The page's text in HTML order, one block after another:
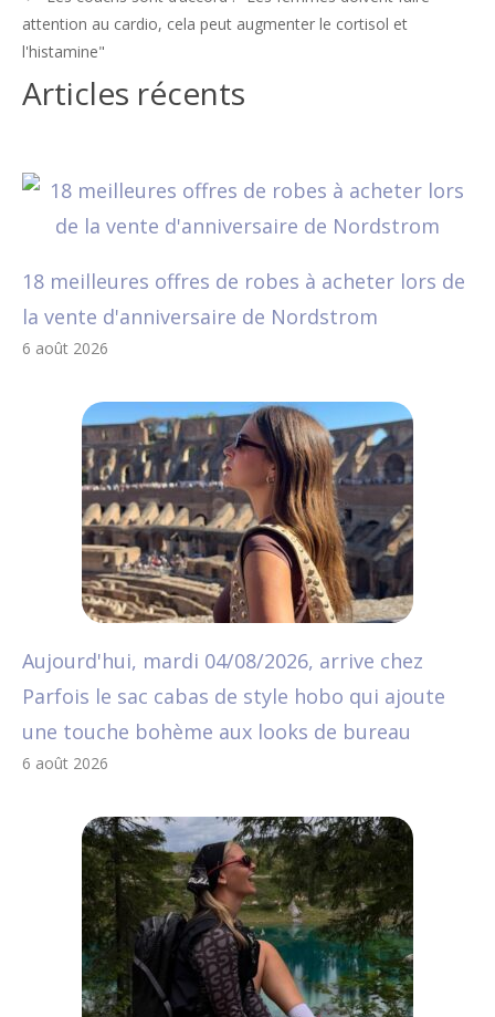
attention au cardio, cela peut augmenter le cortisol et
l'histamine"
Articles récents
18 meilleures offres de robes à acheter lors de
la vente d'anniversaire de Nordstrom
6 août 2026
Aujourd'hui, mardi 04/08/2026, arrive chez
Parfois le sac cabas de style hobo qui ajoute
une touche bohème aux looks de bureau
6 août 2026